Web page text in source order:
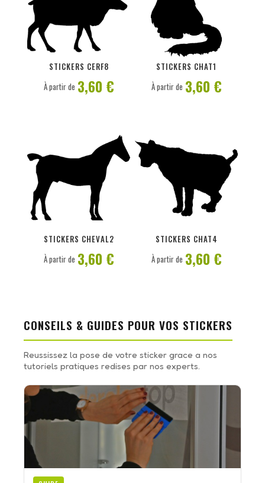
STICKERS CERF8
PERSONNALISER
À partir de 3,60 €
STICKERS CHAT1
PERSONNALISER
À partir de 3,60 €
STICKERS CHEVAL2
À partir de 3,60 €
STICKERS CHAT4
À partir de 3,60 €
CONSEILS & GUIDES POUR VOS STICKERS
Reussissez la pose de votre sticker grace a nos
tutoriels pratiques redises par nos experts.